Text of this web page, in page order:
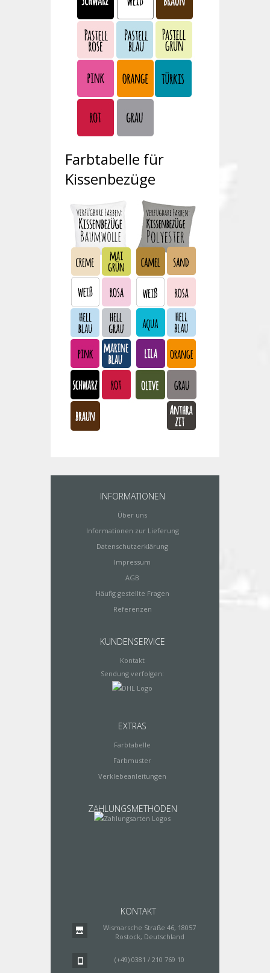
Farbtabelle für
Kissenbezüge
INFORMATIONEN
Über uns
Informationen zur Lieferung
Datenschutzerklärung
Impressum
AGB
Häufig gestellte Fragen
Referenzen
KUNDENSERVICE
Kontakt
Sendung verfolgen:
EXTRAS
Farbtabelle
Farbmuster
Verklebeanleitungen
ZAHLUNGSMETHODEN
KONTAKT
Wismarsche Straße 46, 18057
Rostock, Deutschland
(+49) 0381 / 210 769 10